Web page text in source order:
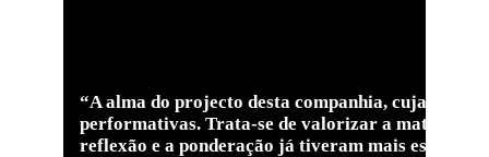
“A alma do projecto desta companhia, cuja ideia
performativas. Trata-se de valorizar a
reflexão e a ponderação já tiveram mais espaço